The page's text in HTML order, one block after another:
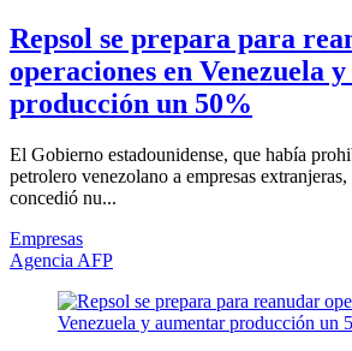
Repsol se prepara para
operaciones en Venezuela
producción un 50%
El Gobierno estadounidense, que había
petrolero venezolano a empresas
concedió nu...
Empresas
Agencia AFP